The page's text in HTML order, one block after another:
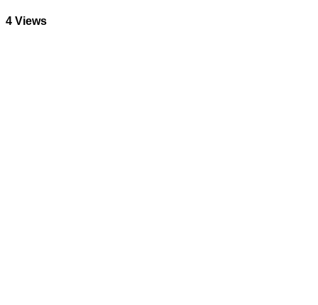
4 Views